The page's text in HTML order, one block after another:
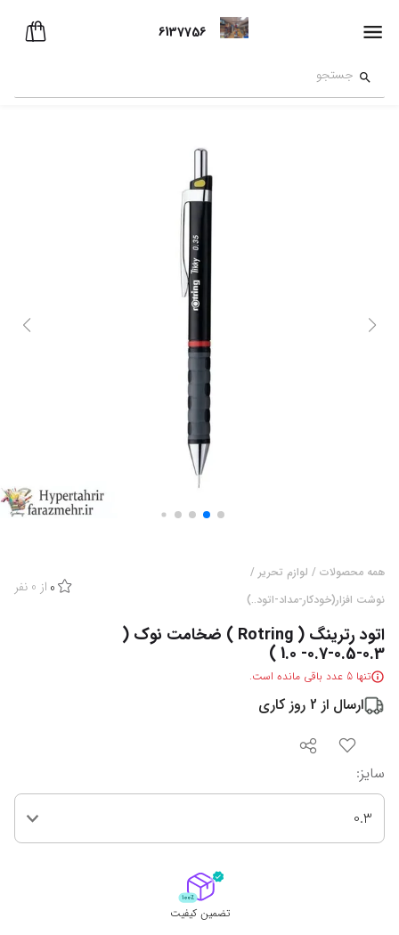
6137756
همه محصولات / لوازم تحریر /
نوشت افزار(خودکار-مداد-اتود..)
0 از 0 نفر
اتود رترینگ ( Rotring ) ضخامت نوک (
0.3-0.5-0.7- 1.0 )
تنها 5 عدد باقی مانده است.
ارسال از 2 روز کاری
سایز:
0.3
تضمین کیفیت